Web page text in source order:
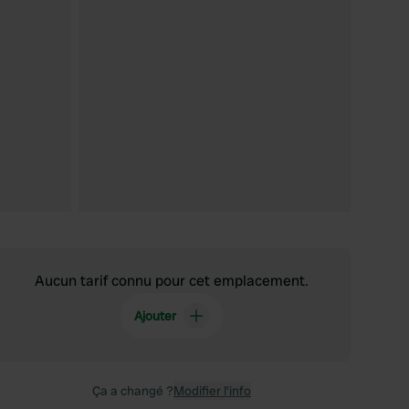
Aucun tarif connu pour cet emplacement.
Ajouter
Ça a changé ?Modifier l’info